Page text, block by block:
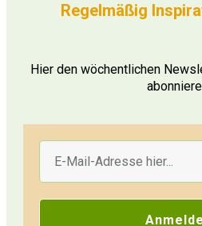
Regelmäßig
Hier den wöchentlichen